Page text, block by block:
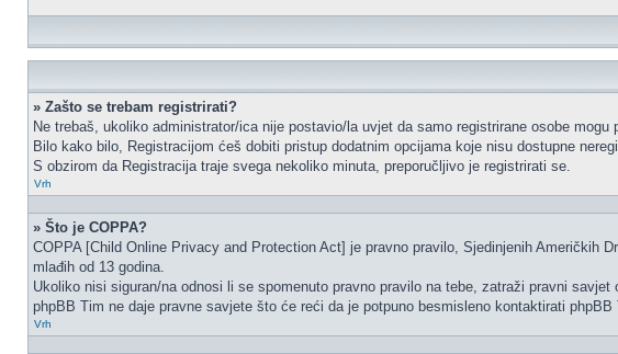
» Zašto se trebam registrirati?
Ne trebaš, ukoliko administrator/ica nije postavio/la uvjet da samo registrirane osobe mogu
Bilo kako bilo, Registracijom ćeš dobiti pristup dodatnim opcijama koje nisu dostupne
S obzirom da Registracija traje svega nekoliko minuta, preporučljivo je registrirati se.
Vrh
» Što je COPPA?
COPPA [Child Online Privacy and Protection Act] je pravno pravilo, Sjedinjenih Američkih
mlađih od 13 godina.
Ukoliko nisi siguran/na odnosi li se spomenuto pravno pravilo na tebe, zatraži pravni savjet
phpBB Tim ne daje pravne savjete što će reći da je potpuno besmisleno kontaktirati
Vrh